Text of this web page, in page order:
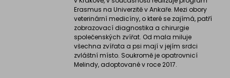
Erasmus na Univerzitě v Ankaře. Mezi obory
veterinární medicíny, o které se zajímá, patří
zobrazovací diagnostika a chirurgie
společenských zvířat. Od mala miluje
všechna zvířata a psi mají v jejím srdci
zvláštní místo. Soukromě je opatrovnicí
Melindy, adoptované v roce 2017.